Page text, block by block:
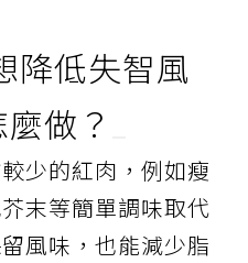
降低失智風
做？
少的紅肉，例如瘦
末等簡單調味取代
風味，也能減少脂